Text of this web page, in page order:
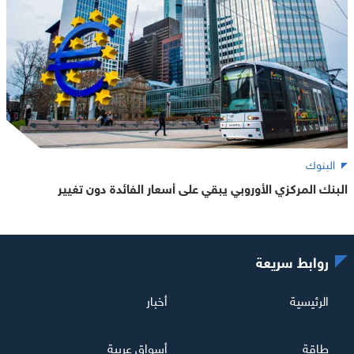
البنوك
البنك المركزي الأوروبي يبقي على أسعار الفائدة دون تغيير
روابط سريعة
الرئيسية أخبار
طاقة أسواق عربية